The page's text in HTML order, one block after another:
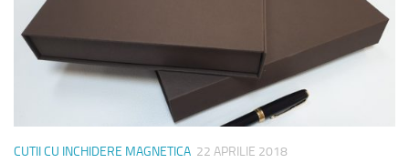
CUTII CU INCHIDERE MAGNETICA 22 APRILIE 2018